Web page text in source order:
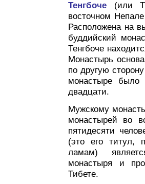
Тенгбоче (или
восточном
Расположена на
буддийский
Тенгбоче
Монастырь
по другую
монастыре было
двадцати.
Мужскому
монастырей во
пятидесяти
(это его титул,
ламам)
монастыря и
Тибете.